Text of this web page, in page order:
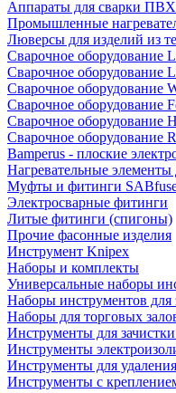
Аппараты для сварки
Промышленные
Люверсы для изделий из
Сварочное оборудование
Сварочное оборудование
Сварочное оборудование
Сварочное оборудование
Сварочное оборудование
Сварочное оборудование
Bamperus - плоские
Нагревательные элементы
Муфты и фитинги
Электросварные фитинги
Литые фитинги (спигоны)
Прочие фасонные изделия
Инструмент Knipex
Наборы и комплекты
Универсальные наборы
Наборы инструментов для
Наборы для торговых
Инструменты для
Инструменты
Инструменты для
Инструменты с